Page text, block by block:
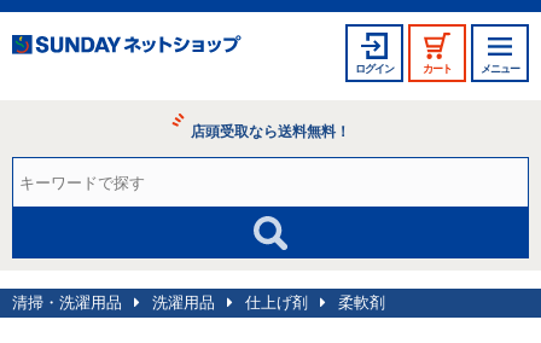
ログイン カート メニュー
店頭受取なら送料無料！
清掃・洗濯用品 洗濯用品 仕上げ剤 柔軟剤